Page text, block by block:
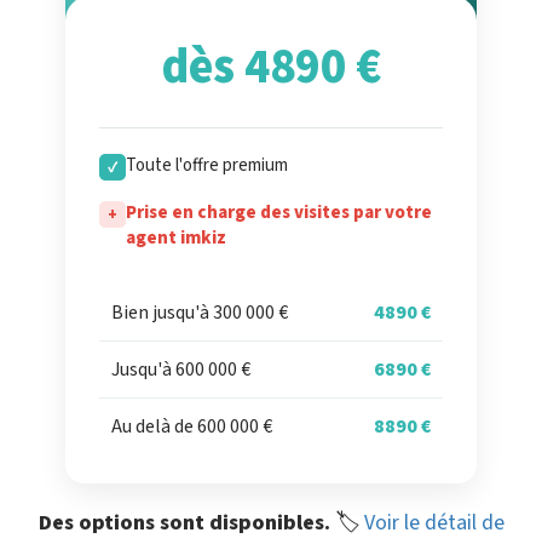
dès 4890 €
✓ Toute l'offre premium
+ Prise en charge des visites par votre
agent imkiz
Bien jusqu'à 300 000 € 4890 €
Jusqu'à 600 000 € 6890 €
Au delà de 600 000 € 8890 €
Des options sont disponibles. 🏷️Voir le détail de